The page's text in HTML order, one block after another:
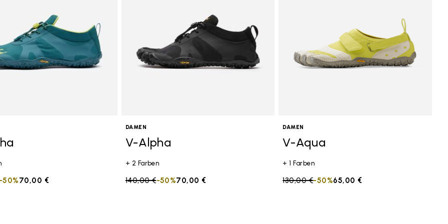
from
70,00 €
50%
DAMEN
V-Alpha
+ 2 Farben
Price reduced from
140,00 €to 70,00 €
-50%
DAMEN
V-Aqua
+ 1 Farben
Price reduced from
130,00 €to 65,00 €
-50%